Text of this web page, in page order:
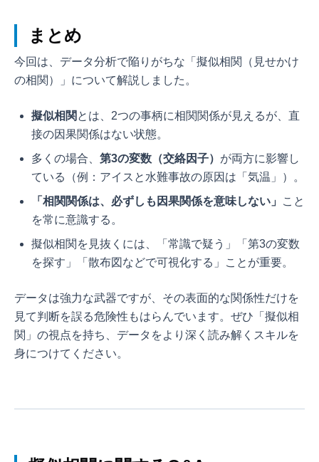
まとめ
今回は、データ分析で陥りがちな「擬似相関（見せかけ
の相関）」について解説しました。
擬似相関 とは、2つの事柄に相関関係が見えるが、直
接の因果関係はない状態。
多くの場合、 第3の変数（交絡因子） が両方に影響し
ている（例：アイスと水難事故の原因は「気温」）。
「相関関係は、必ずしも因果関係を意味しない」
こと
を常に意識する。
擬似相関を見抜くには、「常識で疑う」「第3の変数
を探す」「散布図などで可視化する」ことが重要。
データは強力な武器ですが、その表面的な関係性だけを
見て判断を誤る危険性もはらんでいます。ぜひ「擬似相
関」の視点を持ち、データをより深く読み解くスキルを
身につけてください。